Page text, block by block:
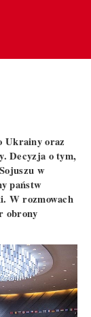
Ukrainy oraz
Decyzja o tym,
w
państw
W rozmowach
obrony